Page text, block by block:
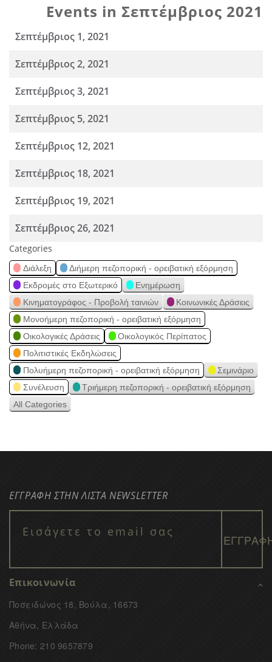
Events in Σεπτέμβριος 2021
Σεπτέμβριος 1, 2021
Σεπτέμβριος 2, 2021
Σεπτέμβριος 3, 2021
Σεπτέμβριος 5, 2021
Σεπτέμβριος 12, 2021
Σεπτέμβριος 18, 2021
Σεπτέμβριος 19, 2021
Σεπτέμβριος 26, 2021
Categories
Διάλεξη
Διήμερη πεζοπορική - ορειβατική εξόρμηση
Εκδρομές στο Εξωτερικό
Ενημέρωση
Κινηματογράφος - Προβολή ταινιών
Κοινωνικές Δράσεις
Μονοήμερη πεζοπορική - ορειβατική εξόρμηση
Οικολογικές Δράσεις
Οικολογικός Περίπατος
Πολιτιστικές Εκδηλώσεις
Πολυήμερη πεζοπορική - ορειβατική εξόρμηση
Σεμινάριο
Συνέλευση
Τριήμερη πεζοπορική - ορειβατική εξόρμηση
All Categories
ΕΓΓΡΑΦΗ ΣΤΗΝ ΛΙΣΤΑ NEWSLETTER
Επικοινωνία
Ποσειδώνος 18, Βούλα, 16673
Αθήνα, Ελλάδα
Phone: 210 9657879